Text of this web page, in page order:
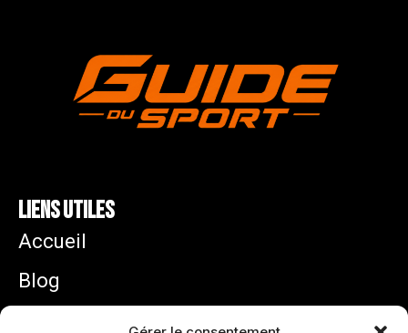
Liens utiles
Accueil
Blog